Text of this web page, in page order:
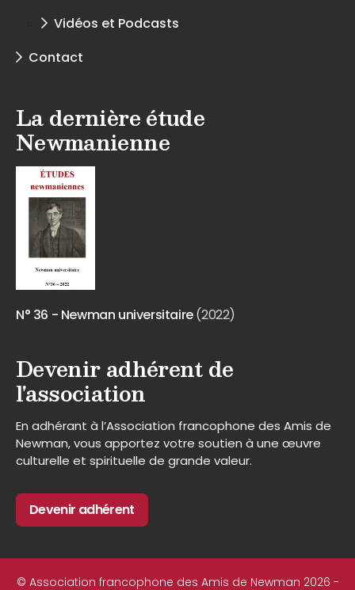
Vidéos et Podcasts
Contact
La dernière étude
Newmanienne
N° 36 - Newman universitaire(2022)
Devenir adhérent de
l'association
En adhérant à l’Association francophone des Amis de
Newman, vous apportez votre soutien à une œuvre
culturelle et spirituelle de grande valeur.
Devenir adhérent
© Association francophone des Amis de Newman 2026 -